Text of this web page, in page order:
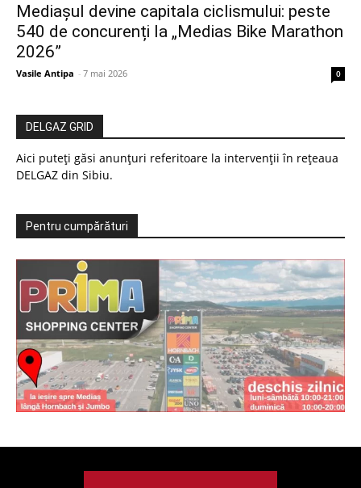
Mediașul devine capitala ciclismului: peste
540 de concurenți la „Medias Bike Marathon
2026”
Vasile Antipa - 7 mai 2026 0
DELGAZ GRID
Aici puteți găsi anunțuri referitoare la intervenții în rețeaua
DELGAZ din Sibiu.
Pentru cumpărături